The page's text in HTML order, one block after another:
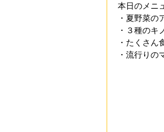
本日のメニ
・夏野菜の
・３種のキ
・たくさん
・流行りの